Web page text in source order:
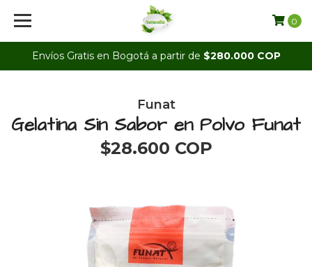
Envíos Gratis en Bogotá a partir de $280.000 COP
0
Funat
Gelatina Sin Sabor en Polvo Funat
$28.600 COP